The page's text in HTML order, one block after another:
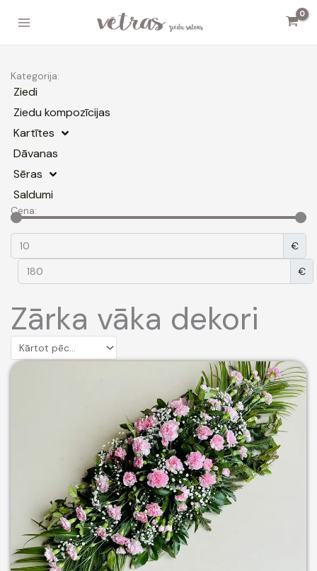
Kategorija:
Ziedi
Ziedu kompozīcijas
Kartītes
Dāvanas
Sēras
Saldumi
Cena:
€
€
Zārka vāka dekori